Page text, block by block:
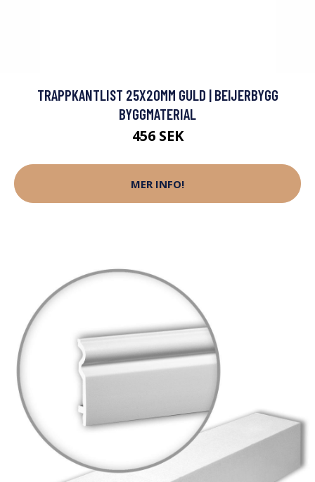
TRAPPKANTLIST 25X20MM GULD | BEIJERBYGG
BYGGMATERIAL
456 SEK
MER INFO!